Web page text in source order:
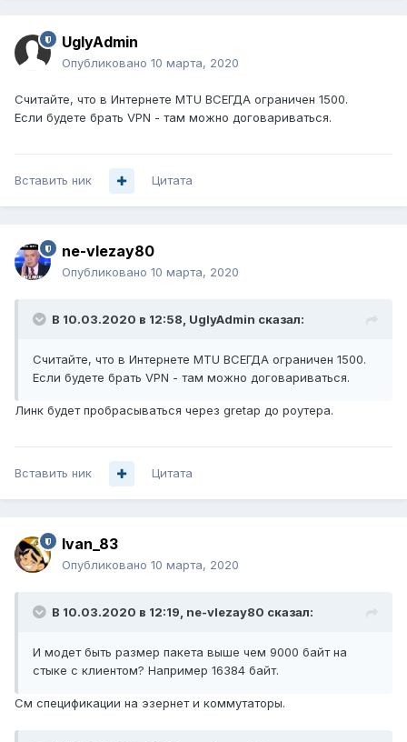
UglyAdmin
Опубликовано 10 марта, 2020
Считайте, что в Интернете MTU ВСЕГДА ограничен 1500.
Если будете брать VPN - там можно договариваться.
Вставить ник Цитата
ne-vlezay80
Опубликовано 10 марта, 2020
В 10.03.2020 в 12:58, UglyAdmin сказал:
Считайте, что в Интернете MTU ВСЕГДА ограничен 1500.
Если будете брать VPN - там можно договариваться.
Линк будет пробрасываться через gretap до роутера.
Вставить ник Цитата
Ivan_83
Опубликовано 10 марта, 2020
В 10.03.2020 в 12:19, ne-vlezay80 сказал:
И модет быть размер пакета выше чем 9000 байт на
стыке с клиентом? Например 16384 байт.
См спецификации на эзернет и коммутаторы.